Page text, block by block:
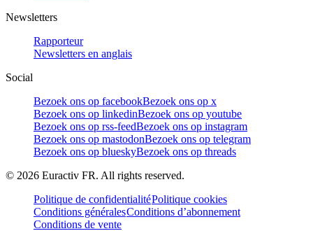
Newsletters
Rapporteur
Newsletters en anglais
Social
Bezoek ons op facebookBezoek ons op x
Bezoek ons op linkedinBezoek ons op youtube
Bezoek ons op rss-feedBezoek ons op instagram
Bezoek ons op mastodonBezoek ons op telegram
Bezoek ons op blueskyBezoek ons op threads
© 2026 Euractiv FR. All rights reserved.
Politique de confidentialitéPolitique cookies
Conditions généralesConditions d’abonnement
Conditions de vente